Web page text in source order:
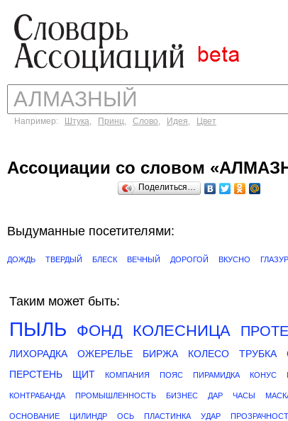
Например: Штука, Принц, Слово, Идея, Цвет
Ассоциации со словом
Поделиться…
Выдуманные посетителями:
ДОЖДЬ ТВЕРДЫЙ БЛЕСК ВЕЧНЫЙ ДОРОГОЙ ВКУСНО
Таким может быть:
ПЫЛЬ ФОНД КОЛЕСНИЦА
ЛИХОРАДКА
ОЖЕРЕЛЬЕ БИРЖА КОЛЕСО ТРУБКА
ПЕРСТЕНЬ
ЩИТ КОМПАНИЯ ПОЯС ПИРАМИДКА КОНУС
КОНТРАБАНДА ПРОМЫШЛЕННОСТЬ БИЗНЕС ДАР ЧАСЫ
ОСНОВАНИЕ ЦИЛИНДР ОСЬ ПЛАСТИНКА УДАР